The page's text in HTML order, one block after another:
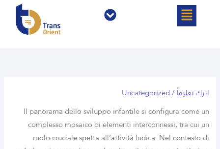
القائمة القائمة
اترك تعليقاً/
Uncategorized
Il panorama dello sviluppo infantile si configura come un
complesso mosaico di elementi interconnessi, tra cui un
ruolo cruciale spetta all’attività ludica. Nel contesto di